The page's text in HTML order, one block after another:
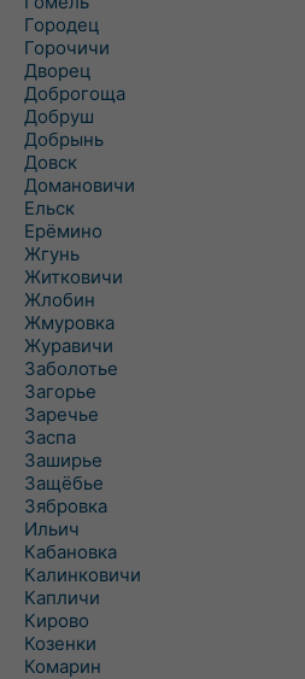
Городец
Горочичи
Дворец
Доброгоща
Добруш
Добрынь
Довск
Домановичи
Ельск
Ерёмино
Жгунь
Житковичи
Жлобин
Жмуровка
Журавичи
Заболотье
Загорье
Заречье
Заспа
Заширье
Защёбье
Зябровка
Ильич
Кабановка
Калинковичи
Капличи
Кирово
Козенки
Комарин